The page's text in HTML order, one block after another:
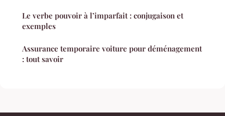
Le verbe pouvoir à l’imparfait : conjugaison et
exemples
Assurance temporaire voiture pour déménagement
: tout savoir